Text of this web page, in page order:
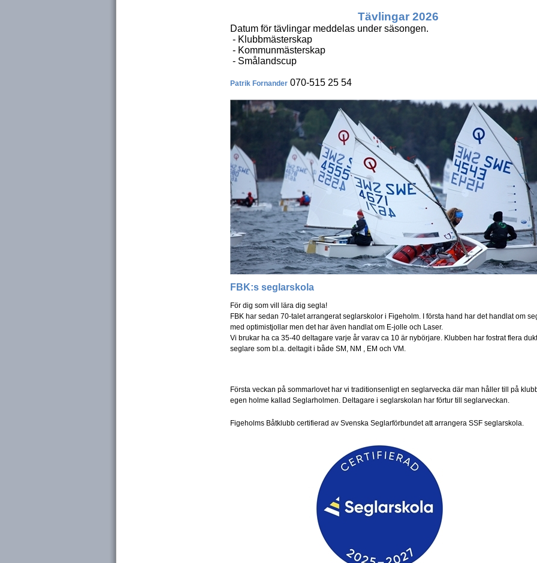
Tävlingar 2026
Datum för tävlingar meddelas under säsongen.
- Klubbmästerskap
- Kommunmästerskap
- Smålandscup
Patrik Fornander 070-515 25 54
FBK:s seglarskola
För dig som vill lära dig segla!
FBK har sedan 70-talet arrangerat seglarskolor i Figeholm. I första hand har det handlat om
med optimistjollar men det har även handlat om E-jolle och Laser.
Vi brukar ha ca 35-40 deltagare varje år varav ca 10 är nybörjare. Klubben har fostrat flera
seglare som bl.a. deltagit i både SM, NM , EM och VM.
Första veckan på sommarlovet har vi traditionsenligt en seglarvecka där man håller till på
egen holme kallad Seglarholmen. Deltagare i seglarskolan har förtur till seglarveckan.
Figeholms Båtklubb certifierad av Svenska Seglarförbundet att arrangera SSF seglarskola.